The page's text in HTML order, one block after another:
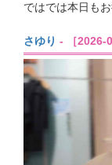
ではでは本日も
さゆり - ［2026-